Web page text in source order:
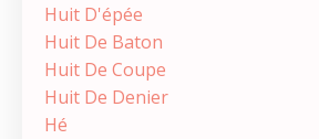
Huit D'épée
Huit De Baton
Huit De Coupe
Huit De Denier
Hé